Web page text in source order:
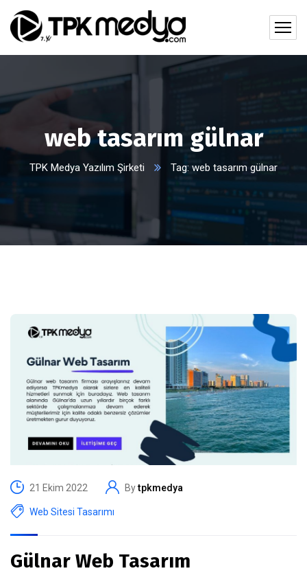
web tasarım gülnar
TPK Medya Yazılım Şirketi Tag: web tasarım gülnar
21 Ekim 2022 Bytpkmedya
Web Sitesi Tasarımı
Gülnar Web Tasarım